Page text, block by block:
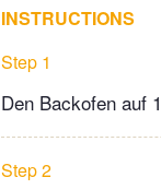
INSTRUCTIONS
Step 1
Den Backofen auf
Step 2